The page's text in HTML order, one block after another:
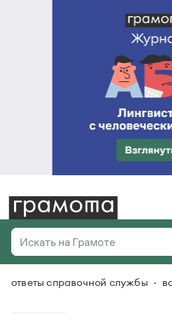
Искать на Грамоте
Справочная служба
Везде
ответы справочной службы